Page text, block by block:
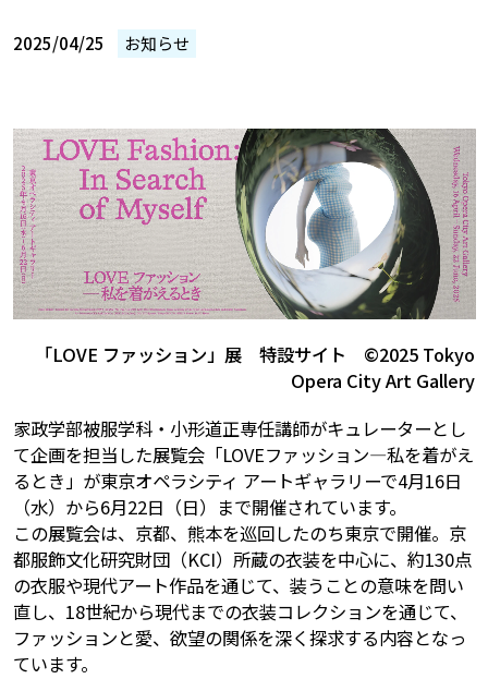
2025/04/25 お知らせ
「LOVE ファッション」展 特設サイト ©2025 Tokyo
Opera City Art Gallery
家政学部被服学科・小形道正専任講師がキュレーターとし
て企画を担当した展覧会「LOVEファッション―私を着がえ
るとき」が東京オペラシティ アートギャラリーで4月16日
（水）から6月22日（日）まで開催されています。
この展覧会は、京都、熊本を巡回したのち東京で開催。京
都服飾文化研究財団（KCI）所蔵の衣装を中心に、約130点
の衣服や現代アート作品を通じて、装うことの意味を問い
直し、18世紀から現代までの衣装コレクションを通じて、
ファッションと愛、欲望の関係を深く探求する内容となっ
ています。